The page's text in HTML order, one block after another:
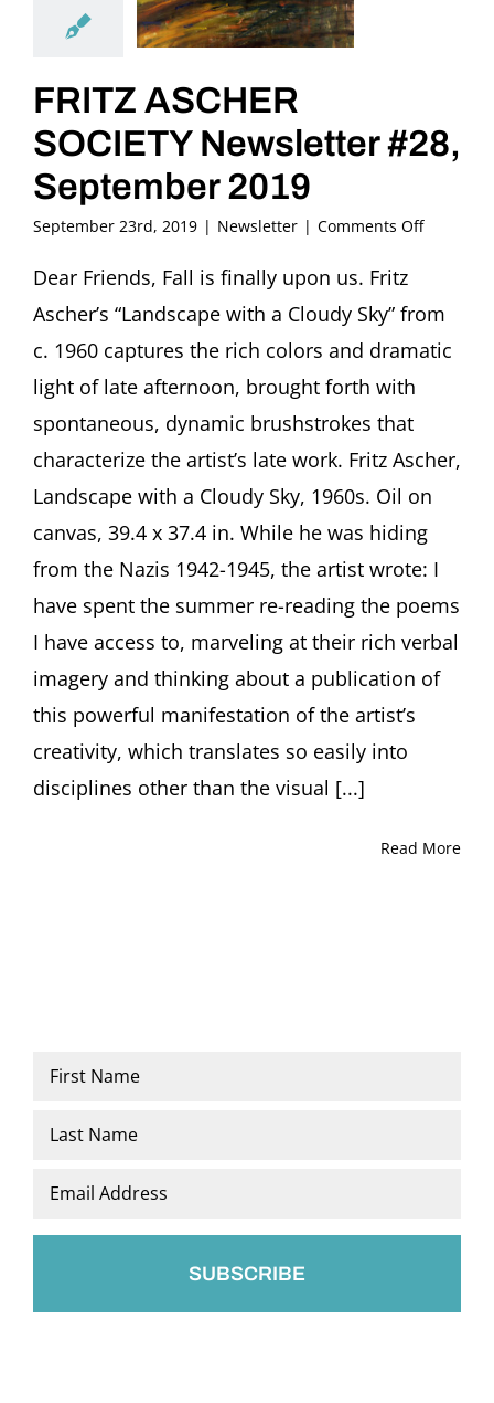
FRITZ ASCHER
SOCIETY Newsletter #28,
September 2019
September 23rd, 2019 | Newsletter | Comments Offon
#28,
Dear Friends, Fall is finally upon us. Fritz
Ascher’s “Landscape with a Cloudy Sky” from
c. 1960 captures the rich colors and dramatic
light of late afternoon, brought forth with
spontaneous, dynamic brushstrokes that
characterize the artist’s late work. Fritz Ascher,
Landscape with a Cloudy Sky, 1960s. Oil on
canvas, 39.4 x 37.4 in. While he was hiding
from the Nazis 1942-1945, the artist wrote: I
have spent the summer re-reading the poems
I have access to, marveling at their rich verbal
imagery and thinking about a publication of
this powerful manifestation of the artist’s
creativity, which translates so easily into
disciplines other than the visual [...]
Read More
Name
Email